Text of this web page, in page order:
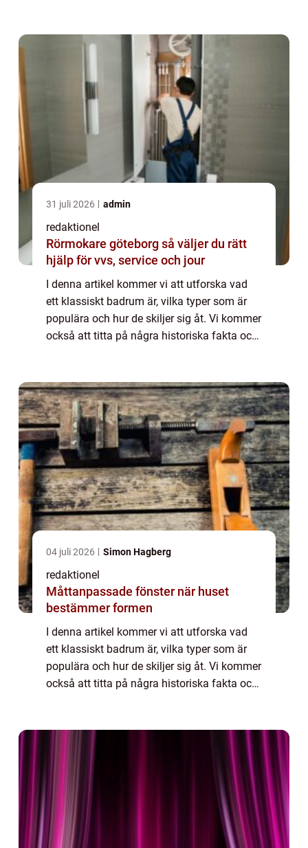
31 juli 2026 admin
redaktionel
Rörmokare göteborg så väljer du rätt
hjälp för vvs, service och jour
I denna artikel kommer vi att utforska vad
ett klassiskt badrum är, vilka typer som är
populära och hur de skiljer sig åt. Vi kommer
också att titta på några historiska fakta och
04 juli 2026 Simon Hagberg
redaktionel
Måttanpassade fönster när huset
bestämmer formen
I denna artikel kommer vi att utforska vad
ett klassiskt badrum är, vilka typer som är
populära och hur de skiljer sig åt. Vi kommer
också att titta på några historiska fakta och